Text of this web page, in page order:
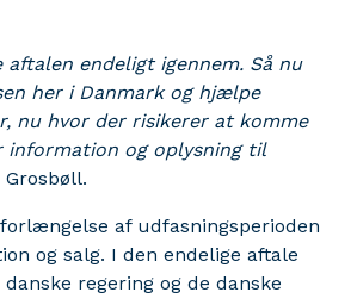
endeligt igennem. Så nu
her i Danmark og hjælpe
nu hvor der risikerer at komme
information og oplysning til
Grosbøll.
af udfasningsperioden
og salg. I den endelige aftale
regering og de danske